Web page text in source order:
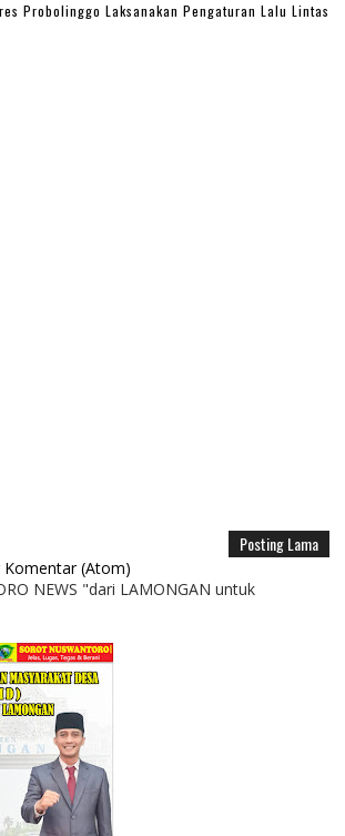
Probolinggo Laksanakan Pengaturan Lalu Lintas
Posting Lama
Komentar (Atom)
NEWS "dari LAMONGAN untuk